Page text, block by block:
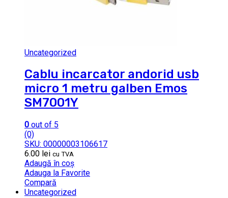
Uncategorized
Cablu incarcator andorid usb
micro 1 metru galben Emos
SM7001Y
0 out of 5
(0)
SKU: 00000003106617
6.00 lei cu TVA
Adaugă în coș
Adauga la Favorite
Compară
Uncategorized